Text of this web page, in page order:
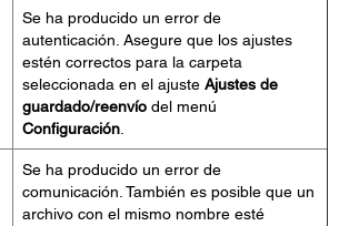
Se ha producido un error de
autenticación. Asegure que los ajustes
estén correctos para la carpeta
seleccionada en el ajuste Ajustes de
guardado/reenvío del menú
Configuración
Se ha producido un error de
comunicación. También es posible que un
archivo con el mismo nombre esté